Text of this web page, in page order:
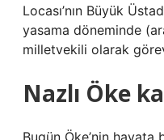
Locası’nın Büyük
yasama döneminde
milletvekili olarak
Nazlı Öke
Bugün Öke’nin hayata